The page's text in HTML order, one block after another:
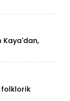
Kaya'dan,
folklorik